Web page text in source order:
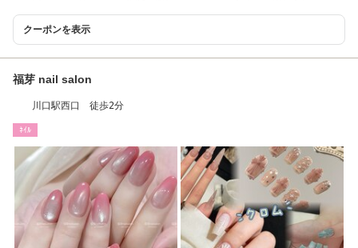
クーポンを表示
福芽 nail salon
川口駅西口 徒歩2分
ﾈｲﾙ